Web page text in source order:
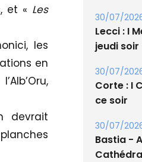
et « Les
les
en
devrait
30/07/2026
Lecci : I
jeudi soir
30/07/
Corte : I
ce soir
30/07/
Bastia -